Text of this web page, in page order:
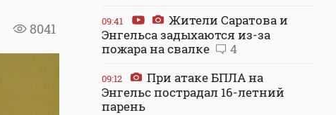
8041 09:41
Жители Саратова и
Энгельса задыхаются из-за
пожара на свалке
4
09:12
При атаке БПЛА на
Энгельс пострадал 16-летний
парень